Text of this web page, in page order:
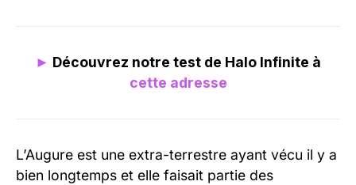
► Découvrez notre test de Halo Infinite à
cette adresse
L’Augure est une extra-terrestre ayant vécu il y a
bien longtemps et elle faisait partie des